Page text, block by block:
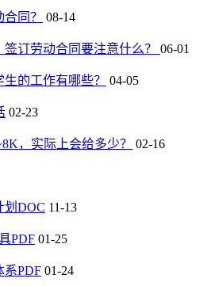
同？ 08-14
订劳动合同要注意什么？ 06-01
的工作有哪些？ 04-05
02-23
，实际上会给多少？ 02-16
划DOC 11-13
PDF 01-25
系PDF 01-24